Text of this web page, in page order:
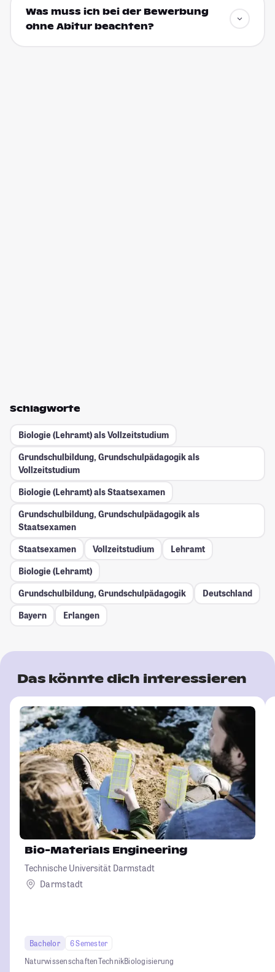
Was muss ich bei der Bewerbung
ohne Abitur beachten?
Schlagworte
Biologie (Lehramt) als Vollzeitstudium
Grundschulbildung, Grundschulpädagogik als
Vollzeitstudium
Biologie (Lehramt) als Staatsexamen
Grundschulbildung, Grundschulpädagogik als
Staatsexamen
Staatsexamen
Vollzeitstudium
Lehramt
Biologie (Lehramt)
Grundschulbildung, Grundschulpädagogik
Deutschland
Bayern
Erlangen
Das könnte dich interessieren
Bio-Materials Engineering
Technische Universität Darmstadt
Darmstadt
Bachelor
6 Semester
NaturwissenschaftenTechnikBiologisierung